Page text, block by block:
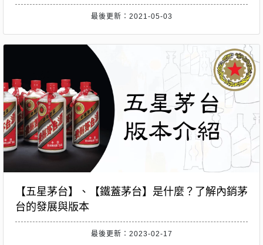
最後更新：2021-05-03
【五星茅台】、【鐵蓋茅台】是什麼？了解內銷茅
台的發展與版本
最後更新：2023-02-17